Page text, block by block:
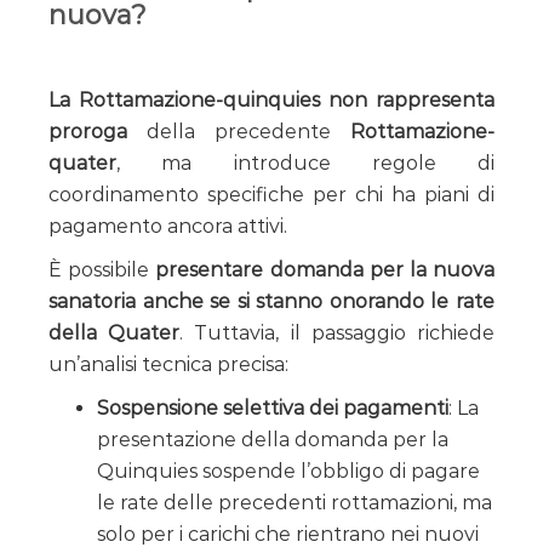
nuova?
La Rottamazione-quinquies non rappresenta
proroga della precedente
Rottamazione-
quater, ma introduce regole di
coordinamento specifiche per chi ha piani di
pagamento ancora attivi.
È possibile presentare domanda per la nuova
sanatoria anche se si stanno onorando le rate
della Quater. Tuttavia, il passaggio richiede
un’analisi tecnica precisa:
Sospensione selettiva dei pagamenti: La
presentazione della domanda per la
Quinquies sospende l’obbligo di pagare
le rate delle precedenti rottamazioni, ma
solo per i carichi che rientrano nei nuovi